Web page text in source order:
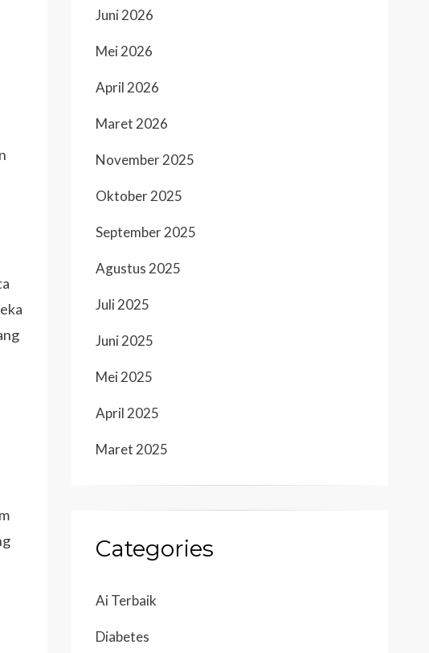
Juni 2026
Mei 2026
April 2026
Maret 2026
November 2025
Oktober 2025
September 2025
Agustus 2025
Juli 2025
Juni 2025
Mei 2025
April 2025
Maret 2025
Categories
Ai Terbaik
Diabetes